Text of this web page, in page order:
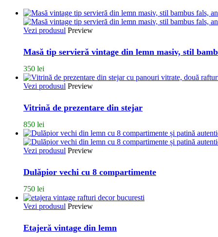
Vezi produsul Preview
Masă tip servieră vintage din lemn masiv, stil
350 lei
Vezi produsul Preview
Vitrină de prezentare din stejar
850 lei
Vezi produsul Preview
Dulăpior vechi cu 8 compartimente
750 lei
Vezi produsul Preview
Etajeră vintage din lemn